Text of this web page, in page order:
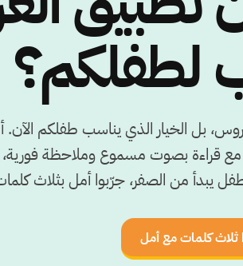
لطفلكم؟
بل الخيار الذي يناسب طفلكم
مع قراءة بصوت مسموع وملاحظة
يبدأ من الصفر، جرّبوا أمل بثلاث
ثلاث كلمات مع أمل